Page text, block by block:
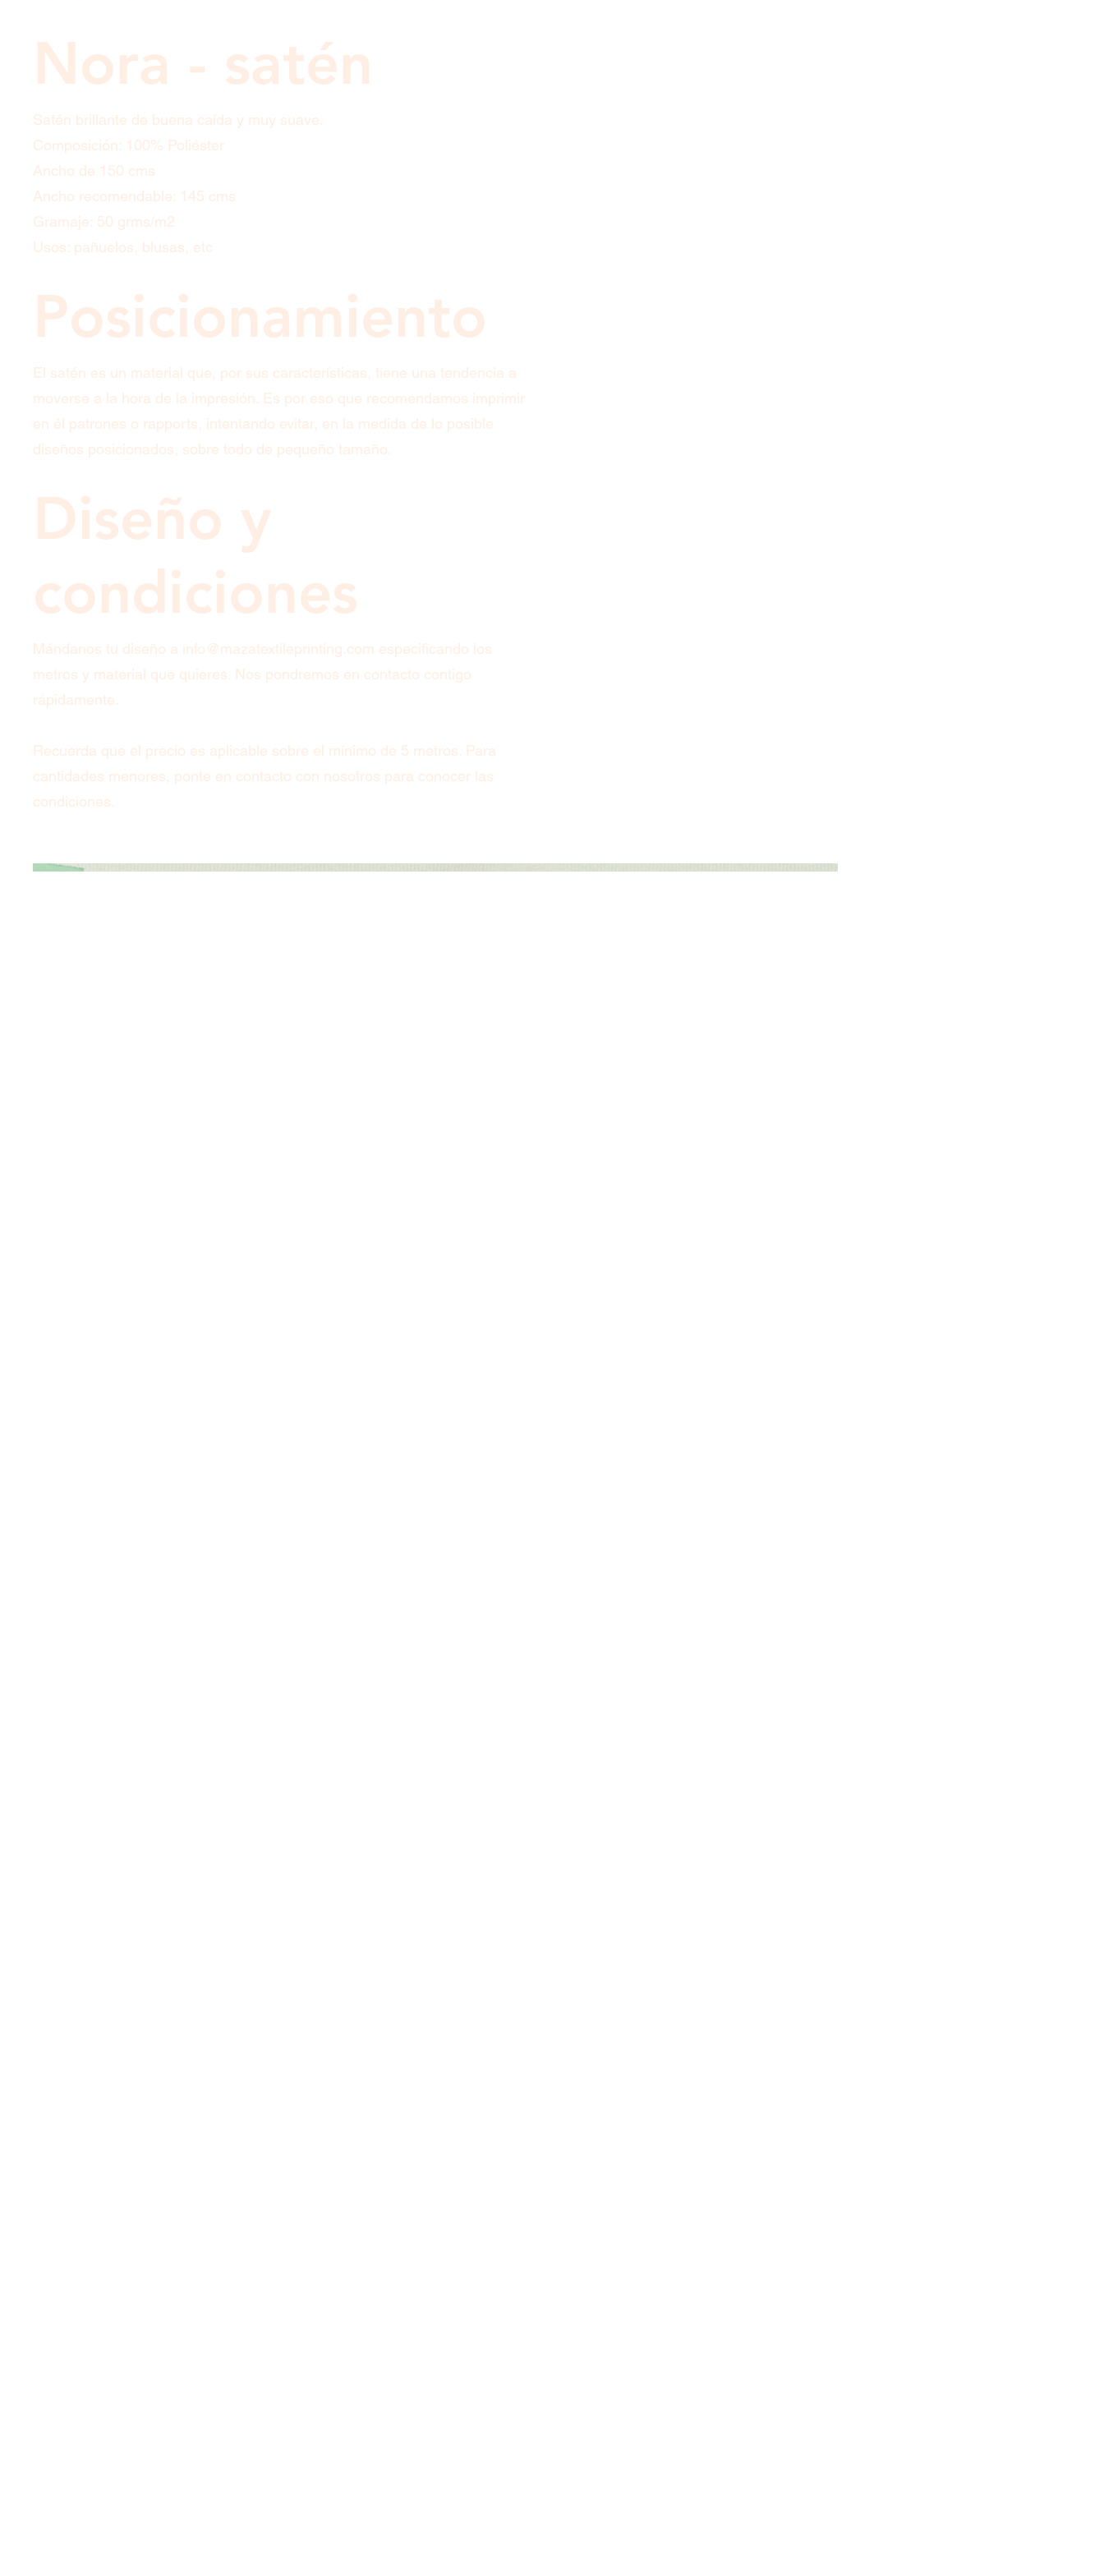
Nora - satén
Satén brillante de buena caída y muy suave.
Composición: 100% Poliéster
Ancho de 150 cms
Ancho recomendable: 145 cms
Gramaje: 50 grms/m2
Usos: pañuelos, blusas, etc
Posicionamiento
El satén es un material que, por sus características, tiene una tendencia a
moverse a la hora de la impresión. Es por eso que recomendamos imprimir
en él patrones o rapports, intentando evitar, en la medida de lo posible
diseños posicionados, sobre todo de pequeño tamaño.
Diseño y
condiciones
Mándanos tu diseño a info@mazatextileprinting.com especificando los
metros y material que quieres. Nos pondremos en contacto contigo
rápidamente.
Recuerda que el precio es aplicable sobre el mínimo de 5 metros. Para
cantidades menores, ponte en contacto con nosotros para conocer las
condiciones.